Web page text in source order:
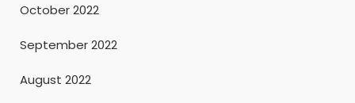
October 2022
September 2022
August 2022